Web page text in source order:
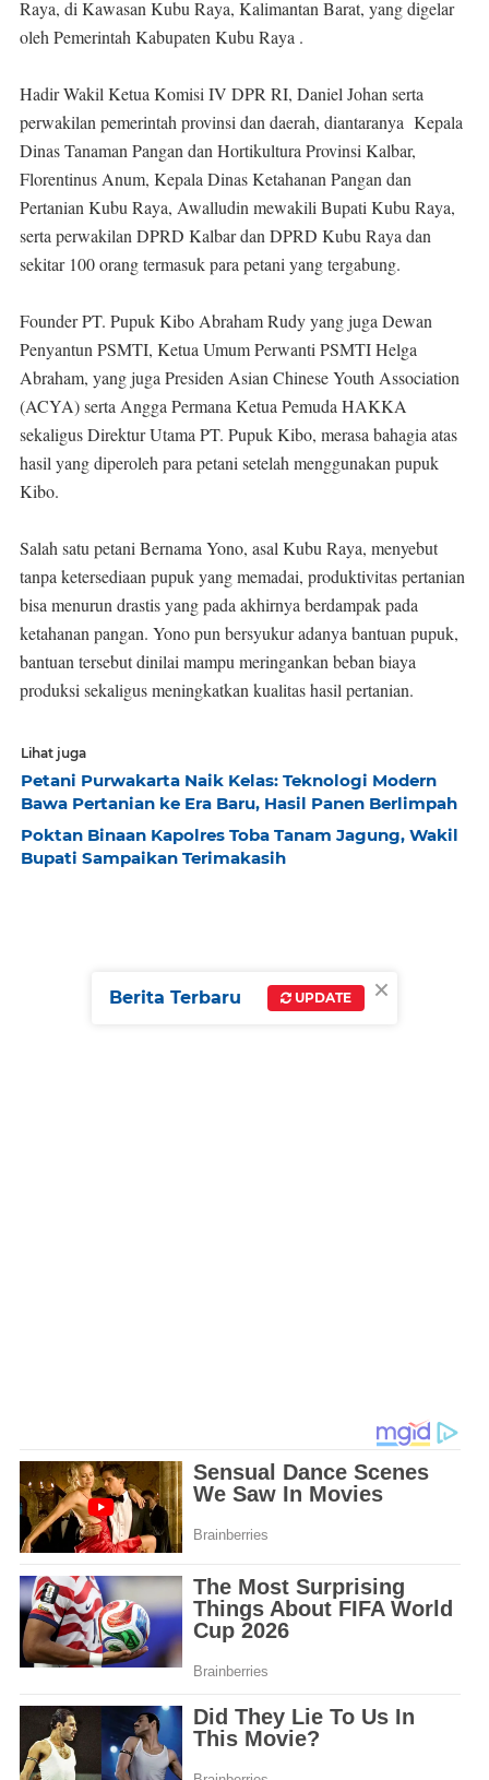
Raya, di Kawasan Kubu Raya, Kalimantan Barat, yang digelar
oleh Pemerintah Kabupaten Kubu Raya .
Hadir Wakil Ketua Komisi IV DPR RI, Daniel Johan serta
perwakilan pemerintah provinsi dan daerah, diantaranya Kepala
Dinas Tanaman Pangan dan Hortikultura Provinsi Kalbar,
Florentinus Anum, Kepala Dinas Ketahanan Pangan dan
Pertanian Kubu Raya, Awalludin mewakili Bupati Kubu Raya,
serta perwakilan DPRD Kalbar dan DPRD Kubu Raya dan
sekitar 100 orang termasuk para petani yang tergabung.
Founder PT. Pupuk Kibo Abraham Rudy yang juga Dewan
Penyantun PSMTI, Ketua Umum Perwanti PSMTI Helga
Abraham, yang juga Presiden Asian Chinese Youth Association
(ACYA) serta Angga Permana Ketua Pemuda HAKKA
sekaligus Direktur Utama PT. Pupuk Kibo, merasa bahagia atas
hasil yang diperoleh para petani setelah menggunakan pupuk
Kibo.
Salah satu petani Bernama Yono, asal Kubu Raya, menyebut
tanpa ketersediaan pupuk yang memadai, produktivitas pertanian
bisa menurun drastis yang pada akhirnya berdampak pada
ketahanan pangan. Yono pun bersyukur adanya bantuan pupuk,
bantuan tersebut dinilai mampu meringankan beban biaya
produksi sekaligus meningkatkan kualitas hasil pertanian.
Lihat juga
Petani Purwakarta Naik Kelas: Teknologi Modern
Bawa Pertanian ke Era Baru, Hasil Panen Berlimpah
Poktan Binaan Kapolres Toba Tanam Jagung, Wakil
Bupati Sampaikan Terimakasih
×
Berita Terbaru UPDATE